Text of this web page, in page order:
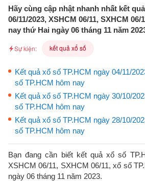
Hãy cùng cập nhật nhanh nhất kết
06/11/2023, XSHCM 06/11, SXHCM
nay thứ Hai ngày 06 tháng 11 năm
Sự kiện: kết quả xổ số
Kết quả xổ số TP.HCM ngày 04/11/
số TP.HCM hôm nay
Kết quả xổ số TP.HCM ngày 30/10/
số TP.HCM hôm nay
Kết quả xổ số TP.HCM ngày 28/10/
số TP.HCM hôm nay
Bạn đang cần biết kết quả xổ số
XSHCM 06/11, SXHCM 06/11, xổ số
ngày 06 tháng 11 năm 2023.